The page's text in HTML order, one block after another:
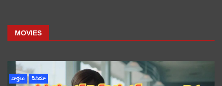
MOVIES
వార్తలు సినిమా